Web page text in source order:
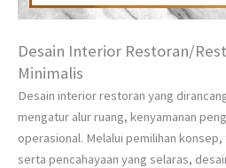
Desain Interior Restoran/
Minimalis
Desain interior restoran yang
mengatur alur ruang, kenyamanan
operasional. Melalui pemilihan
serta pencahayaan yang selaras,